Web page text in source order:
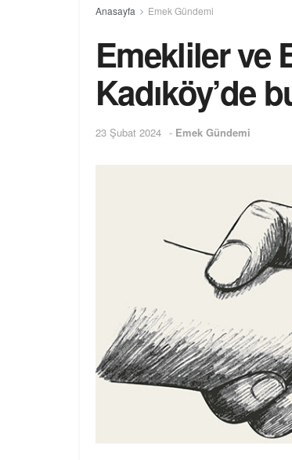
Anasayfa Emek Gündemi
Emekliler ve
Kadıköy’de
23 Şubat 2024 - Emek Gündemi